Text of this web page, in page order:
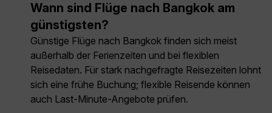
Wann sind Flüge nach Bangkok am
günstigsten?
Günstige Flüge nach Bangkok finden sich meist
außerhalb der Ferienzeiten und bei flexiblen
Reisedaten. Für stark nachgefragte Reisezeiten lohnt
sich eine frühe Buchung; flexible Reisende können
auch Last-Minute-Angebote prüfen.